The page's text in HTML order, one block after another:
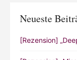
Neueste
[Rezension]